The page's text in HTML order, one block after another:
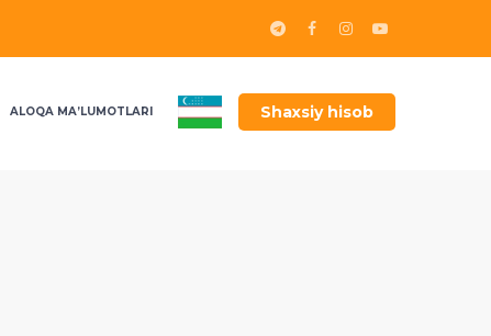
Shaxsiy hisob
ALOQA MA’LUMOTLARI